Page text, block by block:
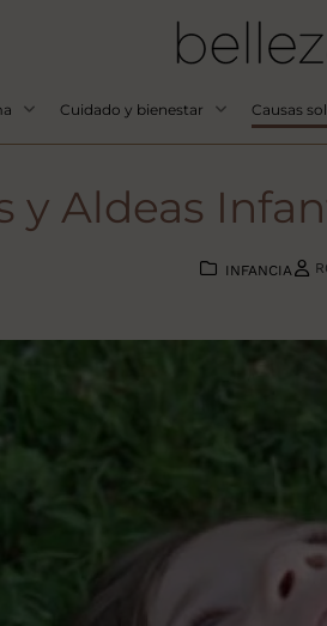
Cuidado y bienestar Causas
y Aldeas
INFANCIA